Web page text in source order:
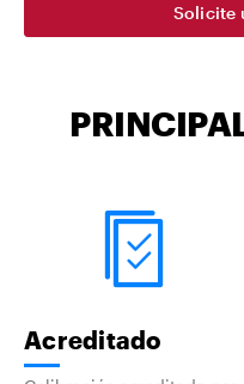
Solicite
Acreditado